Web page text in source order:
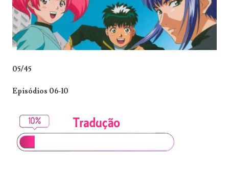
05/45
Episódios 06-10